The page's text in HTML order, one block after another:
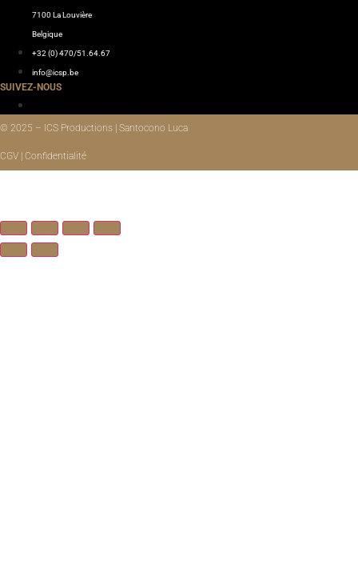
7100 La Louvière
Belgique
+32 (0) 470/51.64.67
info@icsp.be
SUIVEZ-NOUS
© 2025 – ICS Productions | Santocono Luca
CGV | Confidentialité